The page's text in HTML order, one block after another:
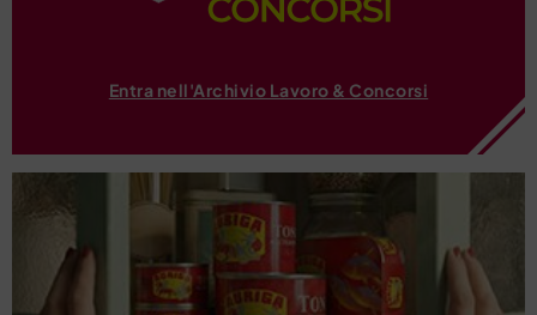
Entra nell'Archivio Lavoro & Concorsi